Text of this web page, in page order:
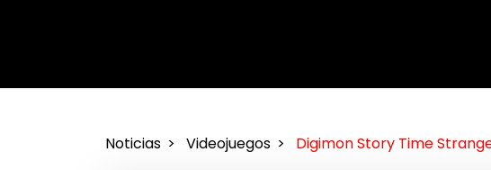
Noticias Videojuegos Digimon Story Time